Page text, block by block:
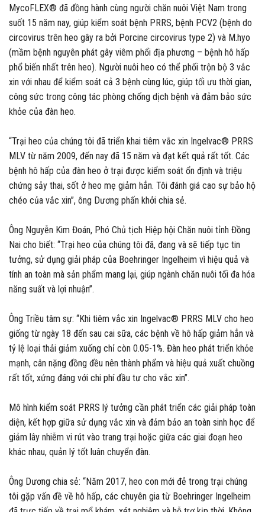
MycoFLEX® đã đồng hành cùng người chăn nuôi Việt Nam trong
suốt 15 năm nay, giúp kiểm soát bệnh PRRS, bệnh PCV2 (bệnh do
circovirus trên heo gây ra bởi Porcine circovirus type 2) và M.hyo
(mầm bệnh nguyên phát gây viêm phổi địa phương – bệnh hô hấp
phổ biến nhất trên heo). Người nuôi heo có thể phối trộn bộ 3 vắc
xin với nhau để kiểm soát cả 3 bệnh cùng lúc, giúp tối ưu thời gian,
công sức trong công tác phòng chống dịch bệnh và đảm bảo sức
khỏe của đàn heo.
“Trại heo của chúng tôi đã triển khai tiêm vắc xin Ingelvac® PRRS
MLV từ năm 2009, đến nay đã 15 năm và đạt kết quả rất tốt. Các
bệnh hô hấp của đàn heo ở trại được kiểm soát ổn định và triệu
chứng sảy thai, sốt ở heo mẹ giảm hẳn. Tôi đánh giá cao sự bảo hộ
chéo của vắc xin”, ông Dương phấn khởi chia sẻ.
Ông Nguyễn Kim Đoán, Phó Chủ tịch Hiệp hội Chăn nuôi tỉnh Đồng
Nai cho biết: “Trại heo của chúng tôi đã, đang và sẽ tiếp tục tin
tưởng, sử dụng giải pháp của Boehringer Ingelheim vì hiệu quả và
tính an toàn mà sản phẩm mang lại, giúp ngành chăn nuôi tối đa hóa
năng suất và lợi nhuận”.
Ông Triều tâm sự: “Khi tiêm vắc xin Ingelvac® PRRS MLV cho heo
giống từ ngày 18 đến sau cai sữa, các bệnh về hô hấp giảm hẳn và
tỷ lệ loại thải giảm xuống chỉ còn 0.05-1%. Đàn heo phát triển khỏe
mạnh, cân nặng đồng đều nên thành phẩm và hiệu quả xuất chuồng
rất tốt, xứng đáng với chi phí đầu tư cho vắc xin”.
Mô hình kiểm soát PRRS lý tưởng cần phát triển các giải pháp toàn
diện, kết hợp giữa sử dụng vắc xin và đảm bảo an toàn sinh học để
giảm lây nhiễm vi rút vào trang trại hoặc giữa các giai đoạn heo
khác nhau, quản lý tốt luân chuyển đàn.
Ông Dương chia sẻ: “Năm 2017, heo con mới đẻ trong trại chúng
tôi gặp vấn đề về hô hấp, các chuyên gia từ Boehringer Ingelheim